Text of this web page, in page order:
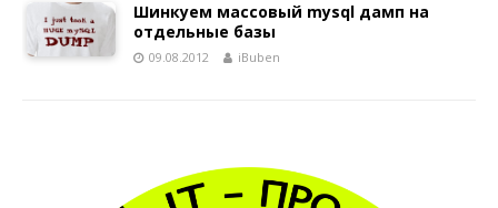
Шинкуем массовый mysql дамп на
отдельные базы
09.08.2012 iBuben